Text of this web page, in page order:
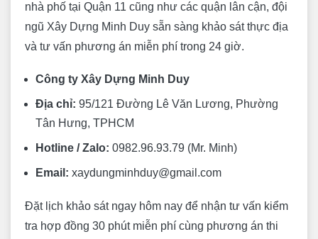
nhà phố tại Quận 11 cũng như các quận lân cận, đội
ngũ Xây Dựng Minh Duy sẵn sàng khảo sát thực địa
và tư vấn phương án miễn phí trong 24 giờ.
Công ty Xây Dựng Minh Duy
Địa chỉ: 95/121 Đường Lê Văn Lương, Phường
Tân Hưng, TPHCM
Hotline / Zalo: 0982.96.93.79 (Mr. Minh)
Email: xaydungminhduy@gmail.com
Đặt lịch khảo sát ngay hôm nay để nhận tư vấn kiểm
tra hợp đồng 30 phút miễn phí cùng phương án thi